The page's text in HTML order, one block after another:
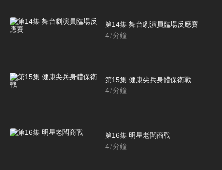
第14集 舞台劇演員臨場反應賽
47分鐘
第15集 健康尖兵身體保衛戰
47分鐘
第16集 明星老闆商戰
47分鐘